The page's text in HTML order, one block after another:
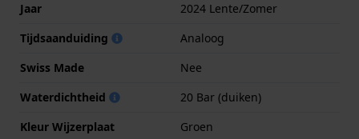
Jaar
2024 Lente/Zomer
Tijdsaanduiding
Analoog
Swiss Made
Nee
Waterdichtheid
20 Bar (duiken)
Kleur Wijzerplaat
Groen